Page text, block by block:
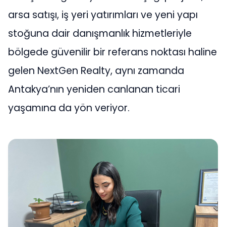
arsa satışı, iş yeri yatırımları ve yeni yapı
stoğuna dair danışmanlık hizmetleriyle
bölgede güvenilir bir referans noktası haline
gelen NextGen Realty, aynı zamanda
Antakya’nın yeniden canlanan ticari
yaşamına da yön veriyor.